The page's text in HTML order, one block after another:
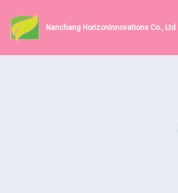
Nanchang HorizonInnovations Co., Ltd